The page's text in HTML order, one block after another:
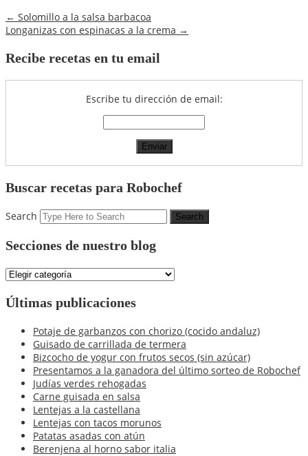
← Solomillo a la salsa barbacoa
Longanizas con espinacas a la crema →
Recibe recetas en tu email
Escribe tu dirección de email:
Buscar recetas para Robochef
Search
Secciones de nuestro blog
Secciones
nuestro
Últimas publicaciones
Potaje de garbanzos con chorizo (cocido andaluz)
Guisado de carrillada de termera
Bizcocho de yogur con frutos secos (sin azúcar)
Presentamos a la ganadora del último sorteo de Robochef
Judías verdes rehogadas
Carne guisada en salsa
Lentejas a la castellana
Lentejas con tacos morunos
Patatas asadas con atún
Berenjena al horno sabor italia